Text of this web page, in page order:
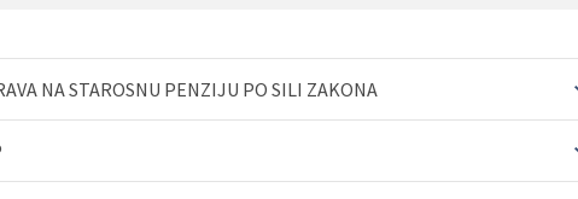
NA STAROSNU PENZIJU PO SILI ZAKONA